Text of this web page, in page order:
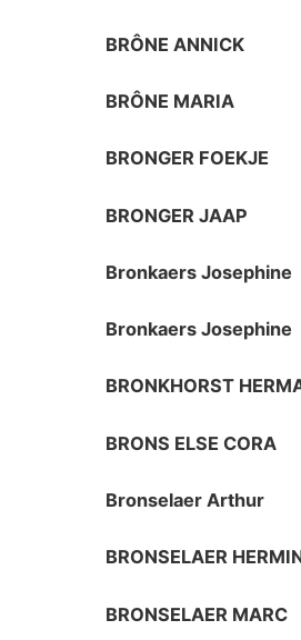
BRÔNE ANNICK
BRÔNE MARIA
BRONGER FOEKJE
BRONGER JAAP
Bronkaers Josephine
Bronkaers Josephine
BRONKHORST
BRONS ELSE CORA
Bronselaer Arthur
BRONSELAER
BRONSELAER MARC